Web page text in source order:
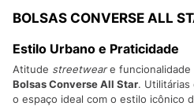
BOLSAS CONVERSE ALL
Estilo Urbano e Praticidade
Atitude streetweare funcionalidade
Bolsas Converse All Star. Utilitárias
o espaço ideal com o estilo icônico
8º
VANS TÊNIS VANS